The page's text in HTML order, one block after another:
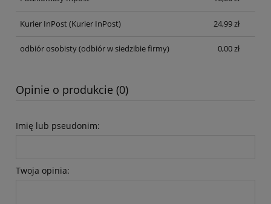
Kurier InPost(Kurier InPost) 24,99 zł
odbiór osobisty(odbiór w siedzibie firmy) 0,00 zł
Opinie o produkcie (0)
Imię lub pseudonim:
Twoja opinia: